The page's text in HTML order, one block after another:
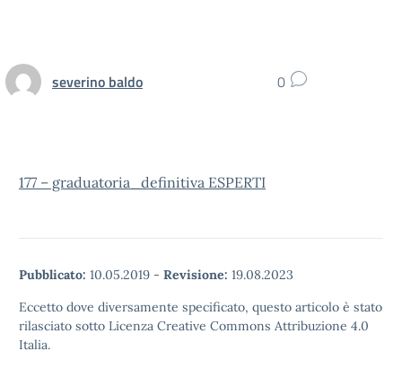
severino baldo 0
177 – graduatoria_definitiva ESPERTI
Pubblicato: 10.05.2019 - Revisione: 19.08.2023
Eccetto dove diversamente specificato, questo articolo è stato
rilasciato sotto Licenza Creative Commons Attribuzione 4.0
Italia.